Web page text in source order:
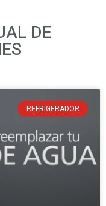
DE
REFRIGERADOR